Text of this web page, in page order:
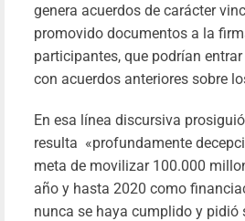
genera acuerdos de carácter
promovido documentos a la
participantes, que podrían
con acuerdos anteriores sobre
En esa línea discursiva
resulta «profundamente
meta de movilizar 100.000
año y hasta 2020 como
nunca se haya cumplido y